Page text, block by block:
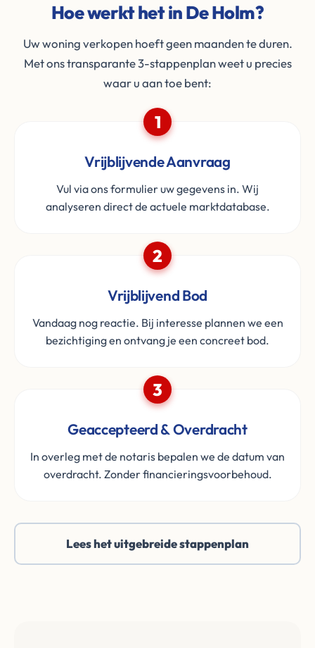
Hoe werkt het in De Holm?
Uw woning verkopen hoeft geen maanden te duren.
Met ons transparante 3-stappenplan weet u precies
waar u aan toe bent:
1
Vrijblijvende Aanvraag
Vul via ons formulier uw gegevens in. Wij
analyseren direct de actuele marktdatabase.
2
Vrijblijvend Bod
Vandaag nog reactie. Bij interesse plannen we een
bezichtiging en ontvang je een concreet bod.
3
Geaccepteerd & Overdracht
In overleg met de notaris bepalen we de datum van
overdracht. Zonder financieringsvoorbehoud.
Lees het uitgebreide stappenplan